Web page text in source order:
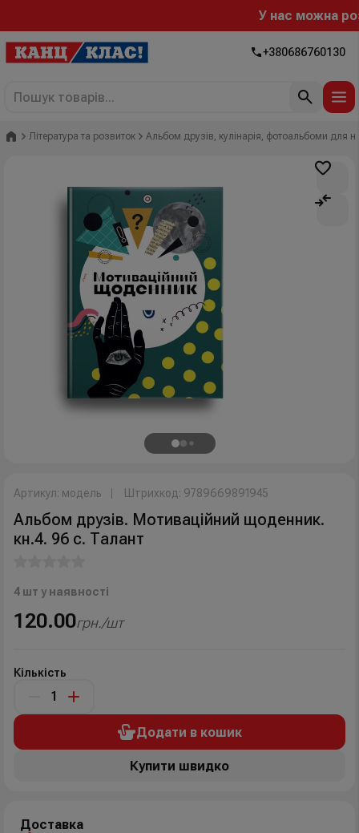
У нас можна
+380686760130
Головна
Література та розвиток Альбом друзів, кулінарія, фотоальбоми для
Артикул: модель Штрихкод: 9789669891945
Альбом друзів. Мотиваційний щоденник.
кн.4. 96 с. Талант
4 шт у наявності
120.00грн./шт
Кількість
Додати в кошик
Купити швидко
Доставка